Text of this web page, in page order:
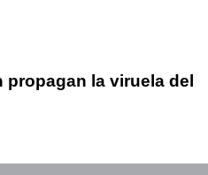
propagan la viruela del